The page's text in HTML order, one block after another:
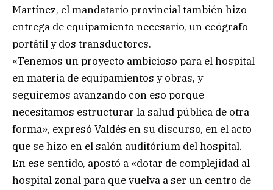
Martínez, el mandatario provincial también hizo
entrega de equipamiento necesario, un ecógrafo
portátil y dos transductores.
«Tenemos un proyecto ambicioso para el hospital
en materia de equipamientos y obras, y
seguiremos avanzando con eso porque
necesitamos estructurar la salud pública de otra
forma», expresó Valdés en su discurso, en el acto
que se hizo en el salón auditórium del hospital.
En ese sentido, apostó a «dotar de complejidad al
hospital zonal para que vuelva a ser un centro de